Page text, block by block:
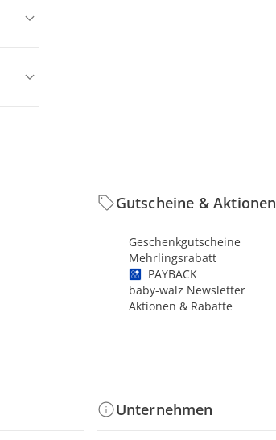
Gutscheine & Aktionen
Geschenkgutscheine
Mehrlingsrabatt
PAYBACK
baby-walz Newsletter
Aktionen & Rabatte
Unternehmen